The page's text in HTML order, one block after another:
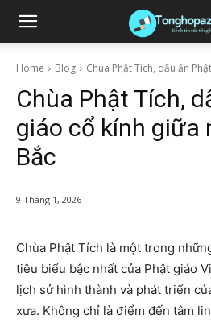
Home Blog Chùa Phật Tích, dấu ấn
Chùa Phật Tích,
giáo cổ kính giữa
Bắc
9 Tháng 1, 2026
Chùa Phật Tích là một trong
tiêu biểu bậc nhất của Phật giáo
lịch sử hình thành và phát triển
xưa. Không chỉ là điểm đến tâm